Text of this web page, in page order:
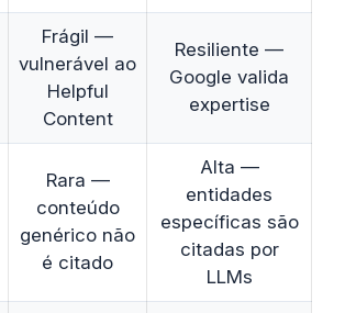
Frágil —
vulnerável ao
Helpful
Content
Resiliente —
Google valida
expertise
Rara —
conteúdo
genérico não
é citado
Alta —
entidades
específicas são
citadas por
LLMs